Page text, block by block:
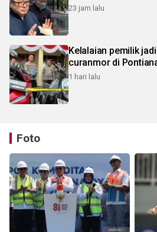
23 jam lalu
Kelalaian pemilik
curanmor di
1 hari lalu
Foto